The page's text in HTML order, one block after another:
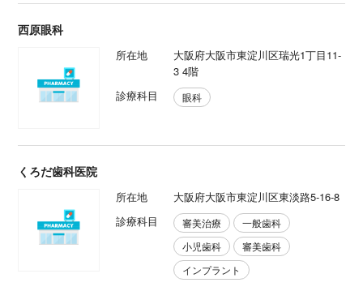
西原眼科
所在地
大阪府大阪市東淀川区瑞光1丁目11-
3 4階
診療科目
眼科
くろだ歯科医院
所在地
大阪府大阪市東淀川区東淡路5-16-8
診療科目
審美治療
一般歯科
小児歯科
審美歯科
インプラント